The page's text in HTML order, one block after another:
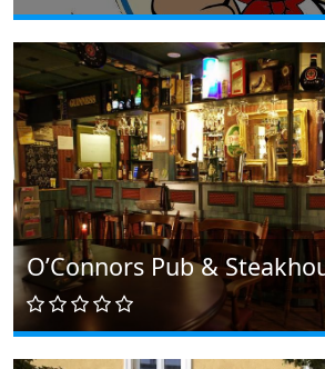
O’Connors Pub &